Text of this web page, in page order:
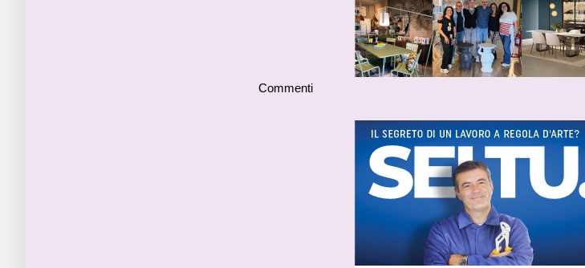
Commenti